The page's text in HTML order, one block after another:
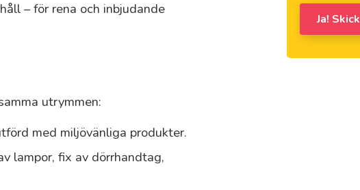
– för rena och inbjudande
utrymmen:
med miljövänliga produkter.
lampor, fix av dörrhandtag,
Ja!